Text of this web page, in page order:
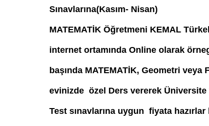
Sınavlarına(Kasım- Nisan)
MATEMATİK Öğretmeni KEMAL
internet ortamında Online olarak
başında MATEMATİK, Geometri veya
evinizde özel Ders vererek Üniversite
Test sınavlarına uygun fiyata hazırlar